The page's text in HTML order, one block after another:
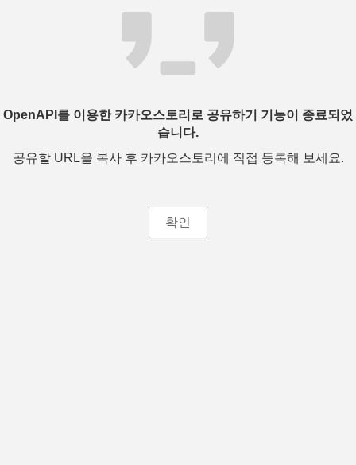
OpenAPI를 이용한 카카오스토리로 공유하기 기능이 종료되었
습니다.
공유할 URL을 복사 후 카카오스토리에 직접 등록해 보세요.
확인